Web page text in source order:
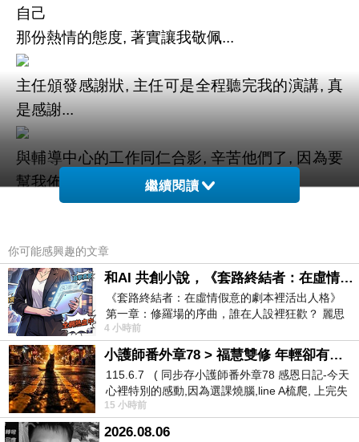
自己
那份熱情的態度, 著實讓我敬佩...
主任頒發感謝狀, 主任可是全程聽完我的演講, 真
是感謝...
與輔導中心的工作同仁合影, 辛苦他們了, 因為要
幫我佈置,架機器, 還得測音響,
因為他們才能讓此次分享成功...
上一篇：生命教育講師周凡至台北商業技術學院分享
下一篇：生命教育講師周凡受邀至高雄市前峰國中演講
繼續閱讀
你可能感興趣的文章
和AI 共創小說，《套路終結者：在虛情假意的劇本裡活出人格》
《套路終結者：在虛情假意的劇本裡活出人格》
第一章：修羅場的序曲，誰在人設裡狂歡？ 麗思
卡爾頓酒店的總統套房內，燈光昏
4 小時前
小護師番外章78 > 福慧雙修 年輕卻有個老靈魂 ㄑ金剛經〉podcast
115.6.7 ( 同步存小護師番外章78 感恩日記-今天
心裡特別的感動,因為選課燒腦,line A梳爬, 上完失
智課的她,特來傾
15 小時前
2026.08.06